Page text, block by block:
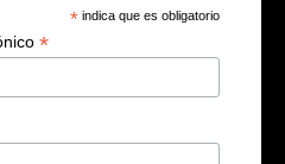
* indica que es obligatorio
*